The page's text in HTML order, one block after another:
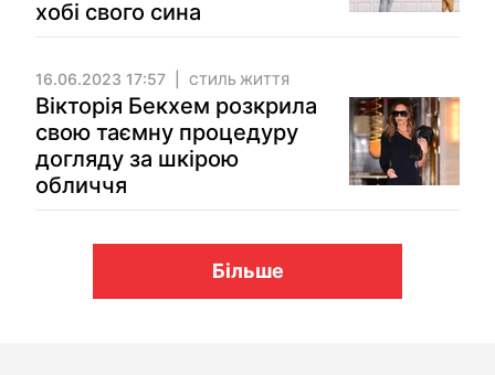
хобі свого сина
16.06.2023 17:57 СТИЛЬ ЖИТТЯ
Вікторія Бекхем розкрила
свою таємну процедуру
догляду за шкірою
обличчя
Більше